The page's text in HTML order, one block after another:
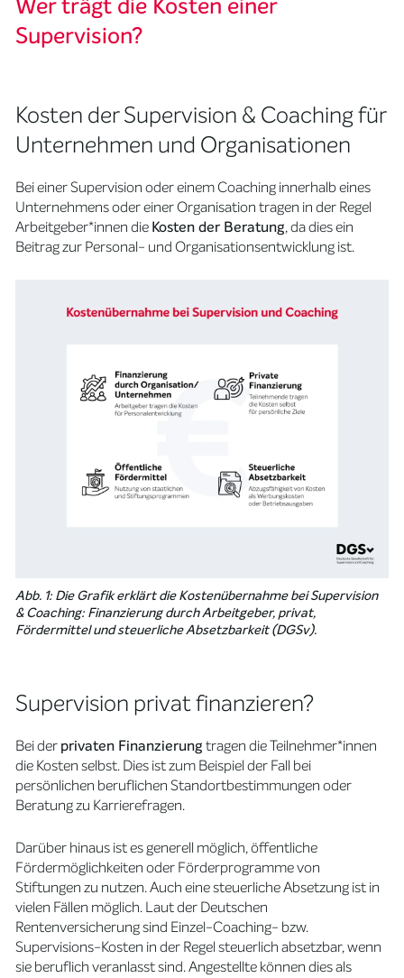
Supervision?
Kosten der Supervision & Coaching für
Unternehmen und Organisationen
Bei einer Supervision oder einem Coaching innerhalb eines
Unternehmens oder einer Organisation tragen in der Regel
Arbeitgeber*innen dieKosten der Beratung, da dies ein
Beitrag zur Personal- und Organisationsentwicklung ist.
Abb. 1: Die Grafik erklärt die Kostenübernahme bei Supervision
& Coaching: Finanzierung durch Arbeitgeber, privat,
Fördermittel und steuerliche Absetzbarkeit (DGSv).
Supervision privat finanzieren?
Bei derprivaten Finanzierungtragen die Teilnehmer*innen
die Kosten selbst. Dies ist zum Beispiel der Fall bei
persönlichen beruflichen Standortbestimmungen oder
Beratung zu Karrierefragen.
Darüber hinaus ist es generell möglich, öffentliche
Fördermöglichkeiten oder Förderprogramme von
Stiftungen zu nutzen. Auch eine steuerliche Absetzung ist in
vielen Fällen möglich. Laut der Deutschen
Rentenversicherung sind Einzel-Coaching- bzw.
Supervisions-Kosten in der Regel steuerlich absetzbar, wenn
sie beruflich veranlasst sind. Angestellte können dies als